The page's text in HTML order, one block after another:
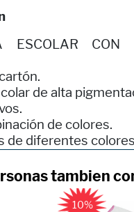
ESCOLAR CON
de alta
de colores.
de diferentes
tambien
10%